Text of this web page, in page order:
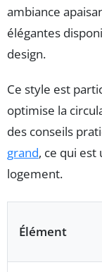
ambiance
élégantes
design.
Ce style est
optimise la
des conseils
grand, ce qui est
logement.
Élément